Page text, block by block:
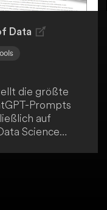
Data
die größte
Prompts
auf
Science